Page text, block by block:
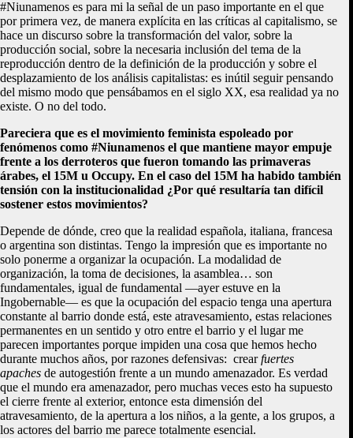
#Niunamenos es para mi la señal de un paso importante en el que
por primera vez, de manera explícita en las críticas al capitalismo, se
hace un discurso sobre la transformación del valor, sobre la
producción social, sobre la necesaria inclusión del tema de la
reproducción dentro de la definición de la producción y sobre el
desplazamiento de los análisis capitalistas: es inútil seguir pensando
del mismo modo que pensábamos en el siglo XX, esa realidad ya no
existe. O no del todo.
Pareciera que es el movimiento feminista espoleado por
fenómenos como #Niunamenos el que mantiene mayor empuje
frente a los derroteros que fueron tomando las primaveras
árabes, el 15M u Occupy. En el caso del 15M ha habido también
tensión con la institucionalidad ¿Por qué resultaría tan difícil
sostener estos movimientos?
Depende de dónde, creo que la realidad española, italiana, francesa
o argentina son distintas. Tengo la impresión que es importante no
solo ponerme a organizar la ocupación. La modalidad de
organización, la toma de decisiones, la asamblea… son
fundamentales, igual de fundamental —ayer estuve en la
Ingobernable— es que la ocupación del espacio tenga una apertura
constante al barrio donde está, este atravesamiento, estas relaciones
permanentes en un sentido y otro entre el barrio y el lugar me
parecen importantes porque impiden una cosa que hemos hecho
durante muchos años, por razones defensivas: crearfuertes
apaches de autogestión frente a un mundo amenazador. Es verdad
que el mundo era amenazador, pero muchas veces esto ha supuesto
el cierre frente al exterior, entonce esta dimensión del
atravesamiento, de la apertura a los niños, a la gente, a los grupos, a
los actores del barrio me parece totalmente esencial.